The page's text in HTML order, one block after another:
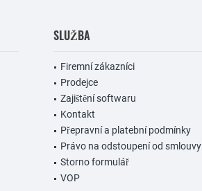
SLUŽBA
Firemní zákazníci
Prodejce
Zajištění softwaru
Kontakt
Přepravní a platební podmínky
Právo na odstoupení od smlouvy
Storno formulář
VOP